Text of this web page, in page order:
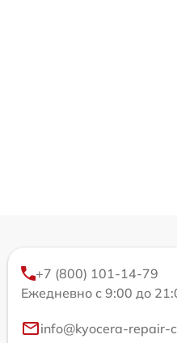
+7 (800) 101-14-79
Ежедневно с 9:00 до
info@kyocera-repair-